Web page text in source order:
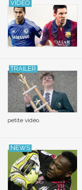
petite vidéo.